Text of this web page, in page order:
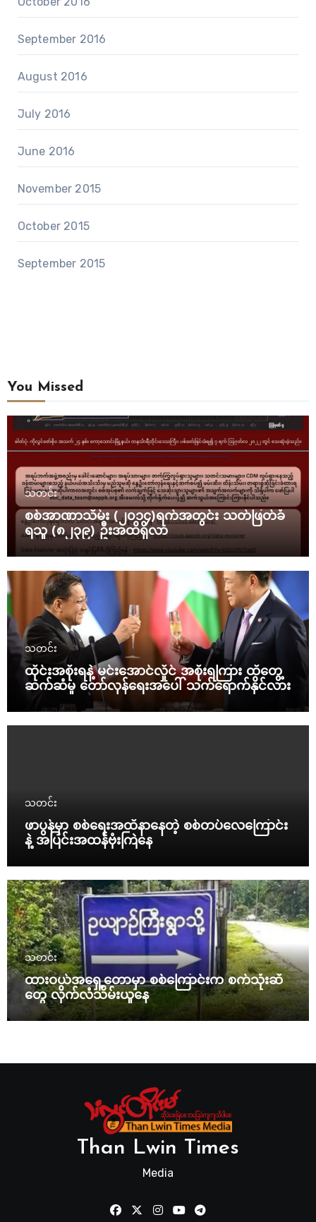
September 2016
August 2016
July 2016
June 2016
November 2015
October 2015
September 2015
You Missed
သတင်း
စစ်အာဏာသိမ်း (၂၀၁၄)ရက်အတွင်း သတ်ဖြတ်ခံ
ရသူ (၈၂၃၉) ဦးအထိရှိလာ
သတင်း
ထိုင်းအစိုးရနဲ့ မင်းအောင်လှိုင် အစိုးရကြား ထိတွေ့
ဆက်ဆံမှု တော်လှန်ရေးအပေါ် သက်ရောက်နိုင်လား
သတင်း
ဖာပွန်မှာ စစ်ရေးအထိနာနေတဲ့ စစ်တပ်လေကြောင်း
နဲ့ အပြင်းအထန်ဗုံးကြဲနေ
သတင်း
ထားဝယ်အရှေ့တောမှာ စစ်ကြောင်းက စက်သုံးဆီ
တွေ လိုက်လံသိမ်းယူနေ
Than Lwin Times
Media